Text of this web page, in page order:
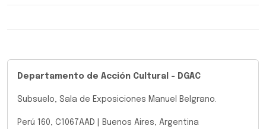
Departamento de Acción Cultural - DGAC
Subsuelo, Sala de Exposiciones Manuel Belgrano.
Perú 160, C1067AAD | Buenos Aires, Argentina